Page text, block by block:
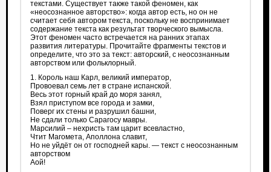
текстами. Существует также такой феномен, как
«неосознанное авторство»: когда автор есть, но он не
считает себя автором текста, поскольку не воспринимает
содержание текста как результат творческого вымысла.
Этот феномен часто встречается на ранних этапах
развития литературы. Прочитайте фрагменты текстов и
определите, что это за текст: авторский, с неосознанным
авторством или фольклорный.
1. Король наш Карл, великий император,
Провоевал семь лет в стране испанской.
Весь этот горный край до моря занял,
Взял приступом все города и замки,
Поверг их стены и разрушил башни,
Не сдали только Сарагосу мавры.
Марсилий – нехристь там царит всевластно,
Чтит Магомета, Аполлона славит,
Но не уйдёт он от господней кары. — текст с неосознанным
авторством
Аой!